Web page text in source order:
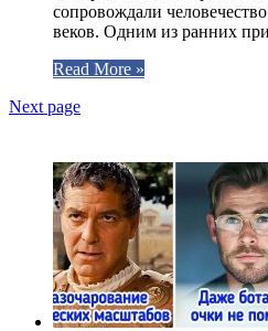
сопровождали
веков. Одним из ранних
Read More »
Next page